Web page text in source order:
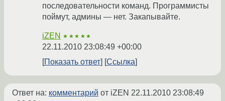
последовательности команд. Программисты
поймут, админы — нет. Закапывайте.
iZEN ★★★★★
22.11.2010 23:08:49 +00:00
Показать ответ
Ссылка
Ответ на: комментарий от iZEN 22.11.2010 23:08:49